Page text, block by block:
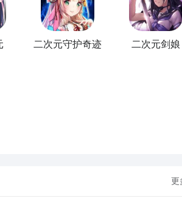
的绮罗是SSR品质里面受欢迎的一个手
的，很多玩家都对她的外观非常熟悉，
连抽里面要连续抽好多次才可以获取到
己金币数量足够的情况下才可以抽到这
及需求度上面都是非常高的，后期想要
能省不少力气。另外别忽略装饰道具，
暗纹背景、光系手办配暖光灯带，还能
喜感一模一样。而且收集渠道不单一，
稀有手办。每个手办还有独立的羁绊设
属的光影，看着自己一点点填满的柜子
女手游安卓手机版限定手办解锁
拟世界里，所有的收集乐趣都能被放大
二次元守护奇迹 二次元剑娘
更